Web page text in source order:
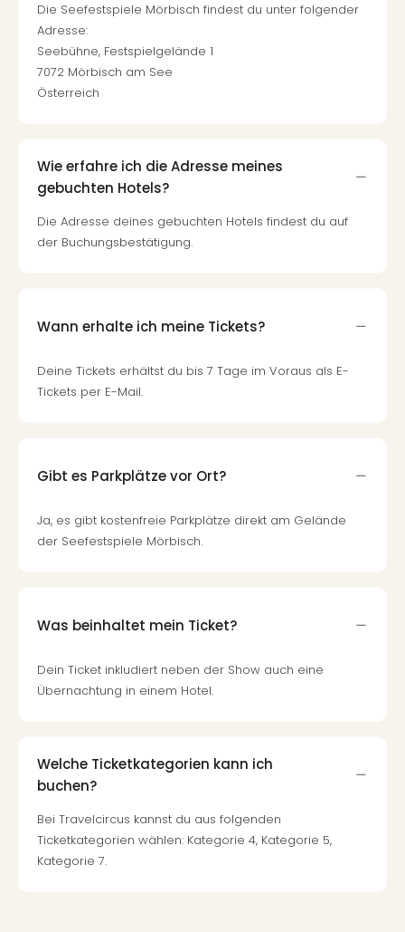
Die Seefestspiele Mörbisch findest du unter folgender
Adresse:
Seebühne, Festspielgelände 1
7072 Mörbisch am See
Österreich
Wie erfahre ich die Adresse meines
gebuchten Hotels?
Die Adresse deines gebuchten Hotels findest du auf
der Buchungsbestätigung.
Wann erhalte ich meine Tickets?
Deine Tickets erhältst du bis 7 Tage im Voraus als E-
Tickets per E-Mail.
Gibt es Parkplätze vor Ort?
Ja, es gibt kostenfreie Parkplätze direkt am Gelände
der Seefestspiele Mörbisch.
Was beinhaltet mein Ticket?
Dein Ticket inkludiert neben der Show auch eine
Übernachtung in einem Hotel.
Welche Ticketkategorien kann ich
buchen?
Bei Travelcircus kannst du aus folgenden
Ticketkategorien wählen: Kategorie 4, Kategorie 5,
Kategorie 7.